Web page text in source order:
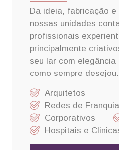
Da ideia, fabricação
nossas unidades
profissionais
principalmente
seu lar com
como sempre desejou.
Arquitetos
Redes de
Corporativos
Hospitais e